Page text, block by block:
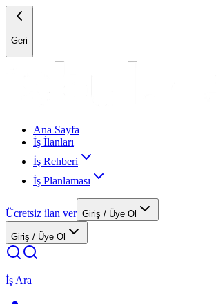
Geri
Ana Sayfa
İş İlanları
İş Rehberi
İş Planlaması
Ücretsiz ilan ver Giriş / Üye Ol
Giriş / Üye Ol
İş Ara